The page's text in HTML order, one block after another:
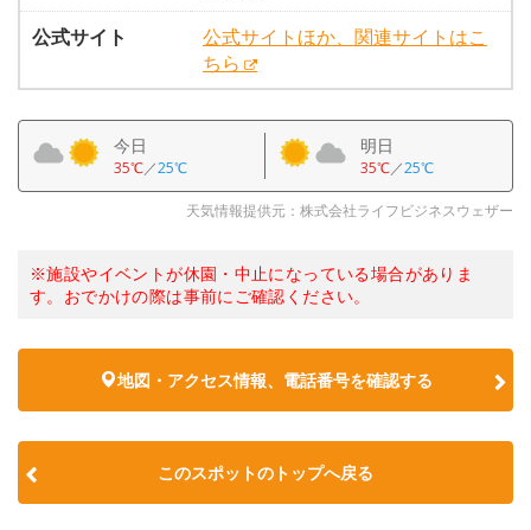
公式サイト
公式サイトほか、関連サイトはこ
ちら
今日
35℃／25℃
明日
35℃／25℃
天気情報提供元：株式会社ライフビジネスウェザー
※施設やイベントが休園・中止になっている場合がありま
す。おでかけの際は事前にご確認ください。
地図・アクセス情報、電話番号を確認する
このスポットのトップへ戻る